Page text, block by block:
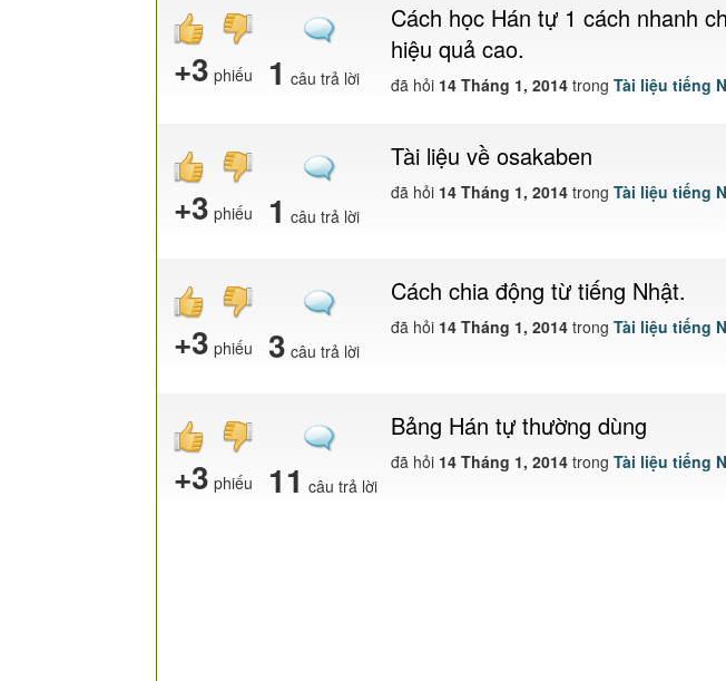
+3 phiếu 1 câu trả lời
Cách học Hán tự 1 cách nhanh
hiệu quả cao.
đã hỏi 14 Tháng 1, 2014 trong Tài liệu tiếng
+3 phiếu 1 câu trả lời
Tài liệu về osakaben
đã hỏi 14 Tháng 1, 2014 trong Tài liệu tiếng
+3 phiếu 3 câu trả lời
Cách chia động từ tiếng Nhật.
đã hỏi 14 Tháng 1, 2014 trong Tài liệu tiếng
+3 phiếu 11 câu trả lời
Bảng Hán tự thường dùng
đã hỏi 14 Tháng 1, 2014 trong Tài liệu tiếng